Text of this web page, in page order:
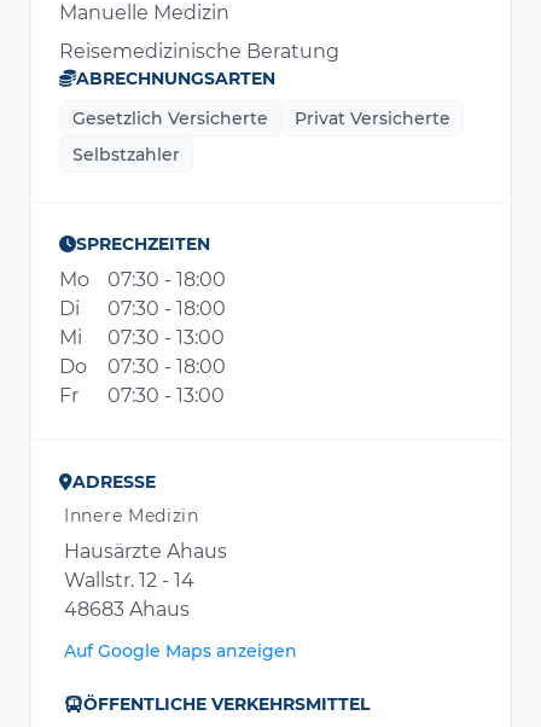
Manuelle Medizin
Reisemedizinische Beratung
ABRECHNUNGSARTEN
Gesetzlich Versicherte
Privat Versicherte
Selbstzahler
SPRECHZEITEN
Mo
07:30 - 18:00
Di
07:30 - 18:00
Mi
07:30 - 13:00
Do
07:30 - 18:00
Fr
07:30 - 13:00
ADRESSE
Innere Medizin
Hausärzte Ahaus
Wallstr. 12 - 14
48683 Ahaus
Auf Google Maps anzeigen
ÖFFENTLICHE VERKEHRSMITTEL